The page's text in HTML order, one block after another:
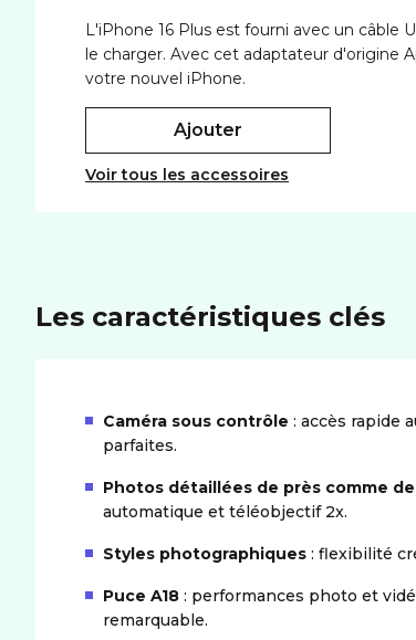
L'iPhone 16 Plus est fourni avec un câble
le charger. Avec cet adaptateur d'origine
votre nouvel iPhone.
ajouter
Voir tous les accessoires
Les caractéristiques clés
Caméra sous contrôle : accès rapide
parfaites.
Photos détaillées de près comme
automatique et téléobjectif 2x.
Styles photographiques : flexibilité
Puce A18 : performances photo et
remarquable.